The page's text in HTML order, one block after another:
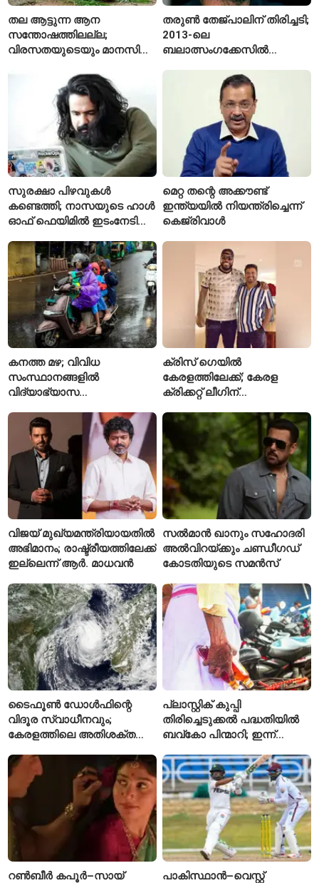
തല ആട്ടുന്ന ആന
സന്തോഷത്തിലല്ല;
വിരസതയുടെയും മാനസിക
ലക്ഷണമെന്ന് വിദഗ്ധർ
തരുൺ തേജ്പാലിന് തിരിച്ചടി;
2013-ലെ
ബലാത്സംഗക്കേസിൽ
ഹൈക്കോടതി
സുരക്ഷാ പിഴവുകൾ
കണ്ടെത്തി; നാസയുടെ ഹാൾ
ഓഫ് ഫെയിമിൽ ഇടംനേടി
മെറ്റ തന്റെ അക്കൗണ്ട്
ഇന്ത്യയിൽ നിയന്ത്രിച്ചെന്ന്
കെജ്‌രിവാൾ
കനത്ത മഴ; വിവിധ
സംസ്ഥാനങ്ങളിൽ
വിദ്യാഭ്യാസ
പ്രഖ്യാപിച്ചു
ക്രിസ് ഗെയിൽ
കേരളത്തിലേക്ക്; കേരള
ക്രിക്കറ്റ് ലീഗിന്
താരങ്ങൾക്ക് പരിശീലനം
നൽകും
വിജയ് മുഖ്യമന്ത്രിയായതിൽ
അഭിമാനം; രാഷ്ട്രീയത്തിലേക്ക്
ഇല്ലെന്ന് ആർ. മാധവൻ
സൽമാൻ ഖാനും സഹോദരി
അൽവിറയ്ക്കും ചണ്ഡീഗഡ്
കോടതിയുടെ സമൻസ്
ടൈഫൂൺ ഡോൾഫിന്റെ
വിദൂര സ്വാധീനവും;
കേരളത്തിലെ അതിശക്ത
കാരണമായേക്കുമെന്ന്
റിപ്പോർട്ട്
പ്ലാസ്റ്റിക് കുപ്പി
തിരിച്ചെടുക്കൽ പദ്ധതിയിൽ
ബവ്കോ പിന്മാറി; ഇന്ന്
സ്വീകരിക്കില്ല
റൺബീർ കപൂർ–സായ്
പാകിസ്ഥാൻ–വെസ്റ്റ്